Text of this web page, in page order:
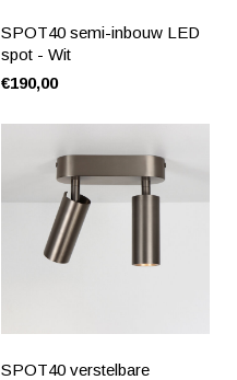
SPOT40 semi-inbouw LED
spot - Wit
€190,00
SPOT40 verstelbare